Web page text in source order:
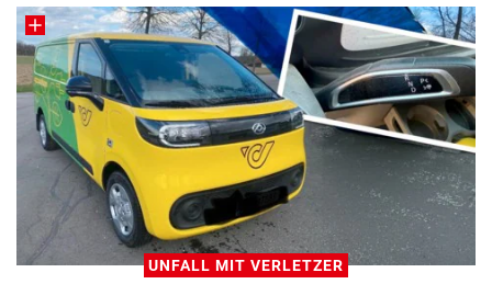
UNFALL MIT VERLETZER